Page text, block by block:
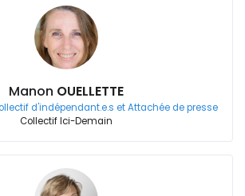
Manon OUELLETTE
d'indépendant.e.s et Attachée de presse
Collectif Ici-Demain